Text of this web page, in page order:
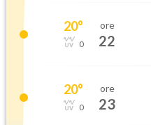
20°
0
ore
22
20°
0
ore
23